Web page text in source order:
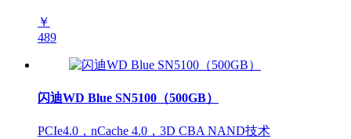
￥
489
闪迪WD Blue SN5100（500GB）
PCIe4.0，nCache 4.0，3D CBA NAND技术